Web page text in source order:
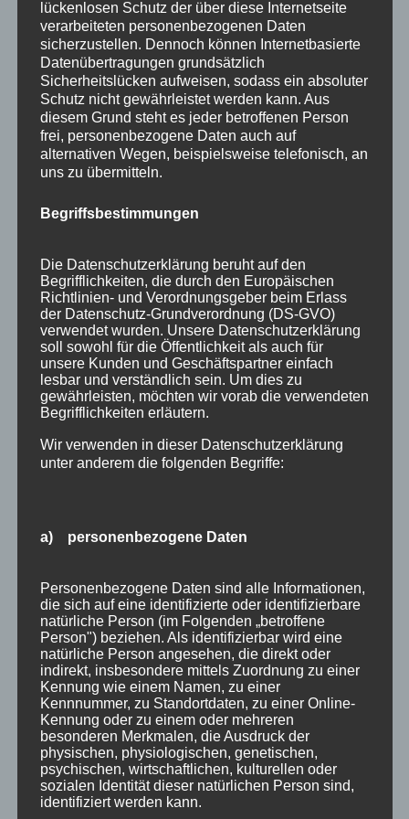
vonHausPartale|Juni 23, 2016|Allgemein
ReiseversicherungAb sofort können wir
unseren Gästen einen neuen Service
anbieten! TravelSecure – Die Reiseversicherung
der Würzburger Versicherungs-AG. Über uns
können Sie nun direkt z.B. eine
Reiseversicherung für Ihre Urlaubsreise oder
Suchen
nach:
Neueste Beiträge
Veranstaltungen im August 2026 in Oberstdorf
Public Viewing Fußball-WM 2026 in Oberstdorf
Oberstdorf im Mai – perfekter Frühlingsurlaub
im Allgäu
Extra Rabatt im März
Traveller Review Award 2026
Blog Archiv
Blog
Allgemein
Bergbahnen
Bewertung
E-Bike
Empfehlung
Ferienwohnungen
FIS Nordische Ski WM
Gäste
Gesundheit
Haus Partale
Info
lückenlosen Schutz der über diese Internetseite
verarbeiteten personenbezogenen Daten
sicherzustellen. Dennoch können Internetbasierte
Datenübertragungen grundsätzlich
Sicherheitslücken aufweisen, sodass ein absoluter
Schutz nicht gewährleistet werden kann. Aus
diesem Grund steht es jeder betroffenen Person
frei, personenbezogene Daten auch auf
alternativen Wegen, beispielsweise telefonisch, an
uns zu übermitteln.
Begriffsbestimmungen
Die Datenschutzerklärung beruht auf den
Begrifflichkeiten, die durch den Europäischen
Richtlinien- und Verordnungsgeber beim Erlass
der Datenschutz-Grundverordnung (DS-GVO)
verwendet wurden. Unsere Datenschutzerklärung
soll sowohl für die Öffentlichkeit als auch für
unsere Kunden und Geschäftspartner einfach
lesbar und verständlich sein. Um dies zu
gewährleisten, möchten wir vorab die verwendeten
Begrifflichkeiten erläutern.
Wir verwenden in dieser Datenschutzerklärung
unter anderem die folgenden Begriffe:
a) personenbezogene Daten
Personenbezogene Daten sind alle Informationen,
die sich auf eine identifizierte oder identifizierbare
natürliche Person (im Folgenden „betroffene
Person") beziehen. Als identifizierbar wird eine
natürliche Person angesehen, die direkt oder
indirekt, insbesondere mittels Zuordnung zu einer
Kennung wie einem Namen, zu einer
Kennnummer, zu Standortdaten, zu einer Online-
Kennung oder zu einem oder mehreren
besonderen Merkmalen, die Ausdruck der
physischen, physiologischen, genetischen,
psychischen, wirtschaftlichen, kulturellen oder
sozialen Identität dieser natürlichen Person sind,
identifiziert werden kann.